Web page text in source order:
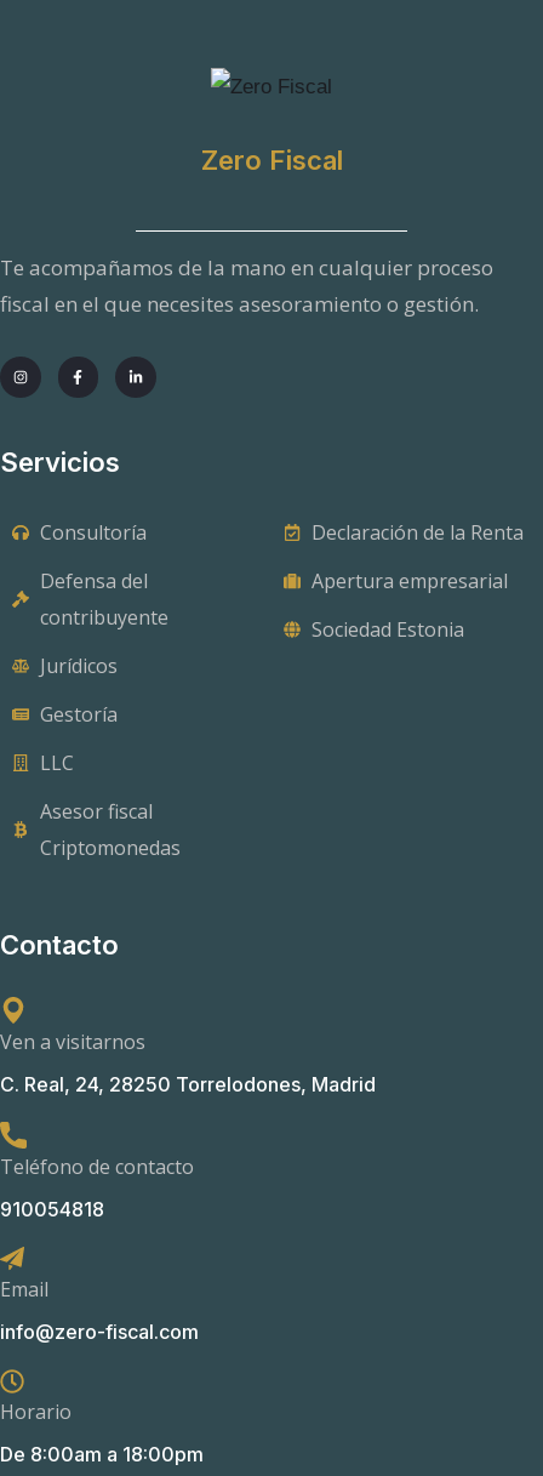
Zero Fiscal
Te acompañamos de la mano en cualquier proceso
fiscal en el que necesites asesoramiento o gestión.
Servicios
Consultoría
Defensa del
contribuyente
Jurídicos
Gestoría
LLC
Asesor fiscal
Criptomonedas
Declaración de la Renta
Apertura empresarial
Sociedad Estonia
Contacto
Ven a visitarnos
C. Real, 24, 28250 Torrelodones, Madrid
Teléfono de contacto
910054818
Email
info@zero-fiscal.com
Horario
De 8:00am a 18:00pm